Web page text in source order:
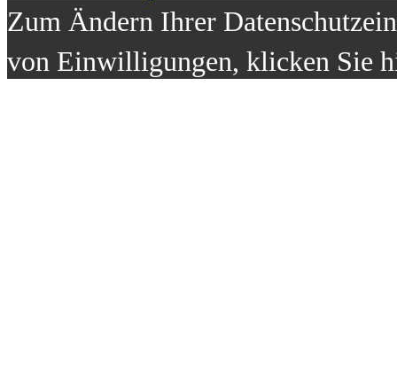
Zum Ändern Ihrer
von Einwilligungen, klicken Sie